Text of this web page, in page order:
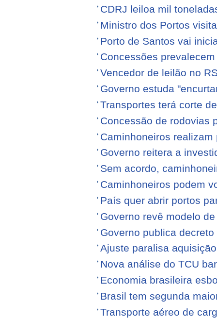
CDRJ leiloa mil
Ministro dos Portos
Porto de Santos vai
Concessões
Vencedor de leilão no
Governo estuda
Transportes terá corte
Concessão de rodovias
Caminhoneiros
Governo reitera a
Sem acordo,
Caminhoneiros podem
País quer abrir portos
Governo revê modelo
Governo publica
Ajuste paralisa
Nova análise do TCU
Economia brasileira
Brasil tem segunda
Transporte aéreo de